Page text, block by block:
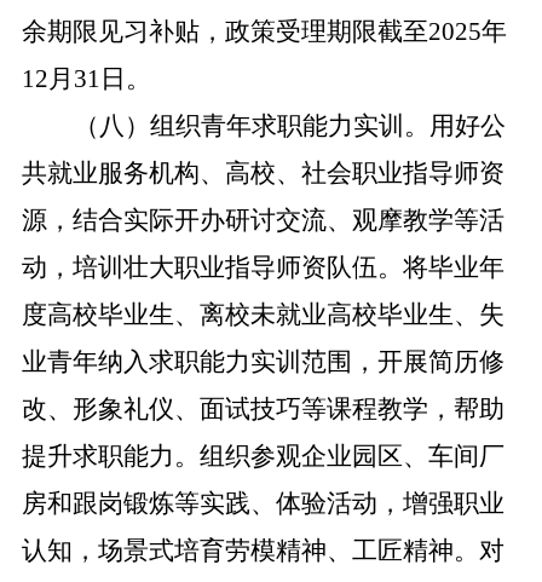
余期限见习补贴，政策受理期限截至2025年
12月31日。
（八）组织青年求职能力实训。
用好公
共就业服务机构、高校、社会职业指导师资
源，结合实际开办研讨交流、观摩教学等活
动，培训壮大职业指导师资队伍。将毕业年
度高校毕业生、离校未就业高校毕业生、失
业青年纳入求职能力实训范围，开展简历修
改、形象礼仪、面试技巧等课程教学，帮助
提升求职能力。组织参观企业园区、车间厂
房和跟岗锻炼等实践、体验活动，增强职业
认知，场景式培育劳模精神、工匠精神。对